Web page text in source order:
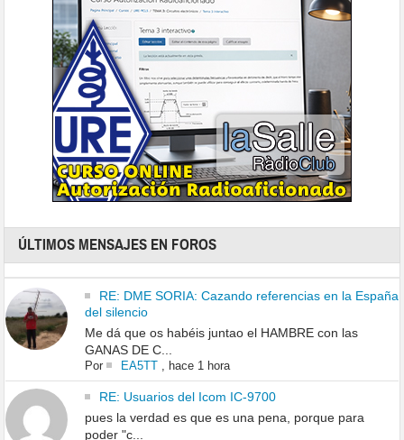
ÚLTIMOS MENSAJES EN FOROS
RE: DME SORIA: Cazando referencias en la España
del silencio
Me dá que os habéis juntao el HAMBRE con las
GANAS DE C...
Por EA5TT, hace 1 hora
RE: Usuarios del Icom IC-9700
pues la verdad es que es una pena, porque para
poder "c...